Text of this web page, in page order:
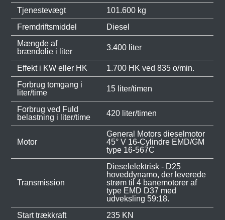
Tjenestevægt
101.600 kg
Fremdriftsmiddel
Diesel
Mængde af
brændolie i liter
3.400 liter
Effekt i KW eller HK
1.700 HK ved 835 o/min.
Forbrug tomgang i
liter/time
15 liter/timen
Forbrug ved Fuld
belastning i liter/time
420 liter/timen
Motor
General Motors dieselmotor
45° V 16-Cylindre EMD/GM
type 16-567C
Transmission
Dieselelektrisk - D25
hoveddynamo, der leverede
strøm til 4 banemotorer af
type EMD D37 med
udveksling 59:18.
Start trækkraft
235 KN